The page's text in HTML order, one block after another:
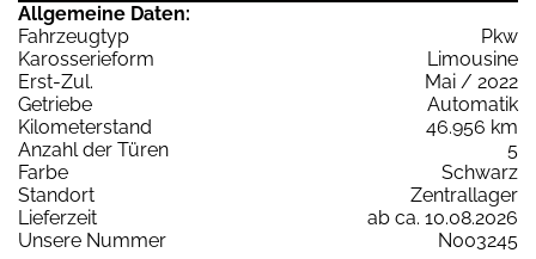
Allgemeine Daten:
Fahrzeugtyp
Pkw
Karosserieform
Limousine
Erst-Zul.
Mai / 2022
Getriebe
Automatik
Kilometerstand
46.956 km
Anzahl der Türen
5
Farbe
Schwarz
Standort
Zentrallager
Lieferzeit
ab ca. 10.08.2026
Unsere Nummer
N003245